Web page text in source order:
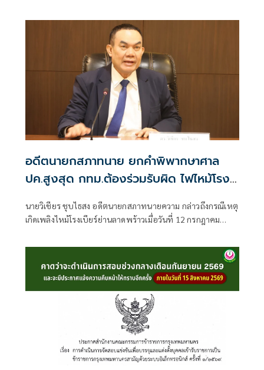
มรดกทางวัฒนธรรม
อดีตนายกสภาทนาย ยกคำพิพากษาศาล
ปค.สูงสุด กทม.ต้องร่วมรับผิด ไฟไหม้โรง
นายวิเชียร ชุบไธสง อดีตนายกสภาทนายความ กล่าวถึงกรณีเหตุ
เกิดเพลิงไหม้โรงเบียร์ย่านลาดพร้าวเมื่อวันที่ 12 กรกฎาคม
เกิดเพลิงไหม้ครั้งนี้ไม่ใช่โศกนาฏกรรมที่สลดสยองครั้งแรกของ
ประเทศไทย แต่เคยเกิดมีขึ้นมาแล้วจากกรณีเพลิงไหม้พับดัง
ย่านสุขุมวิท และหากหน่วยงานที่เกี่ยวข้องยังขาดมาตรการ